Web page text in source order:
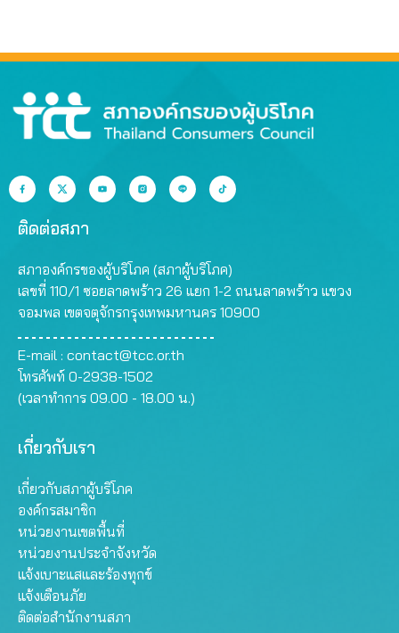
ติดต่อสภา
สภาองค์กรของผู้บริโภค (สภาผู้บริโภค)
เลขที่ 110/1 ซอยลาดพร้าว 26 แยก 1-2 ถนนลาดพร้าว แขวง
จอมพล เขตจตุจักรกรุงเทพมหานคร 10900
E-mail : contact@tcc.or.th
โทรศัพท์ 0-2938-1502
(เวลาทำการ 09.00 - 18.00 น.)
เกี่ยวกับเรา
เกี่ยวกับสภาผู้บริโภค
องค์กรสมาชิก
หน่วยงานเขตพื้นที่
หน่วยงานประจำจังหวัด
แจ้งเบาะแสและร้องทุกข์
แจ้งเตือนภัย
ติดต่อสำนักงานสภา